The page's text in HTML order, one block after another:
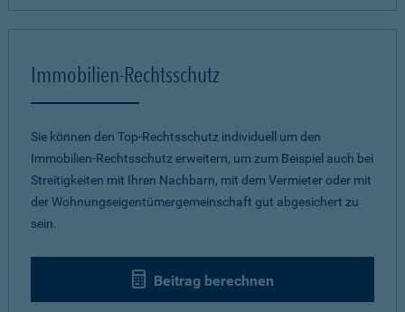
Immobilien-Rechtsschutz
Sie können den Top-Rechtsschutz individuell um den
Immobilien-Rechtsschutz erweitern, um zum Beispiel auch bei
Streitigkeiten mit Ihren Nachbarn, mit dem Vermieter oder mit
der Wohnungseigentümergemeinschaft gut abgesichert zu
sein.
Beitrag berechnen